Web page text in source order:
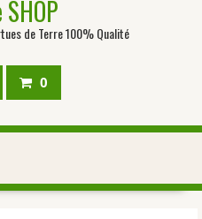
de Terre 100% Qualité
0